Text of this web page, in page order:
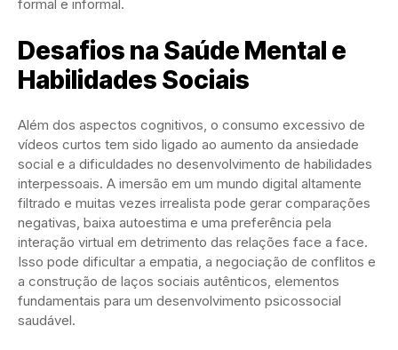
formal e informal.
Desafios na Saúde Mental e
Habilidades Sociais
Além dos aspectos cognitivos, o consumo excessivo de
vídeos curtos tem sido ligado ao aumento da ansiedade
social e a dificuldades no desenvolvimento de habilidades
interpessoais. A imersão em um mundo digital altamente
filtrado e muitas vezes irrealista pode gerar comparações
negativas, baixa autoestima e uma preferência pela
interação virtual em detrimento das relações face a face.
Isso pode dificultar a empatia, a negociação de conflitos e
a construção de laços sociais autênticos, elementos
fundamentais para um desenvolvimento psicossocial
saudável.